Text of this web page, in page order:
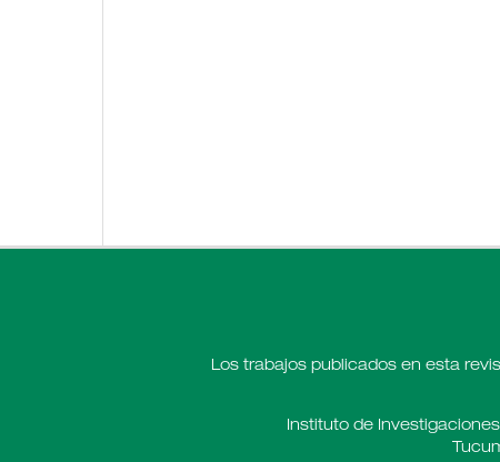
Los trabajos publicados en esta
Instituto de